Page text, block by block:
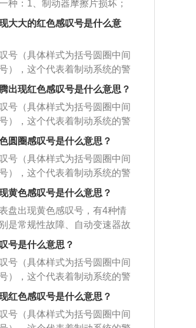
有轮胎磨损严重、轮胎存在漏
要检查轮胎是否存在漏气，并
轮胎，补充胎压。2、黄色灯泡
明使用。车辆行驶安全注意事
严格遵守交通法规，切忌酒后驾
根据道路状况、交通流量及气候
调整车速。3、切记长途行驶时
小时休息一次。
于拉起状态。除此之外还有可
系统液压低或是制动系统故
种，黄色灯泡形的感叹号，表
发生故障，不能正常照明使
是显示哪种感叹号，驾驶员都
高度重视。如果在行车过程中
号，建议做好制动准备，加大
，降低速度，并及时送往修理
色，分别是常规性故障、自动
障、胎压异常、灯光故障。以
情况的具体分析：常规性故障：
有感叹号，如果这个符号亮
汽车的常规性能或者部件和功
干预或出现故障、外部车灯故
机油压力传感器故障等。需要
进行检修，查出故障来源。自
故障：黄色齿轮里面有感叹
自动变速器故障警告灯，说明
在故障或变速箱润滑油低于正
需及时更换变速箱油。胎压异
下面一横中间有感叹号，这个
胎气压监测警示灯，当汽车的
过低时，该警告灯就会亮起。
光故障：黄色灯泡感叹号，这
障指示灯，提示有车灯出现故
方案：尽快去4s店检查处理，
行检查，重点检查是转向灯、
照明灯等常用的灯泡，看看是
了问题。
种：1、制动器摩擦片损坏；
制动液；3、驻车制动器已经拉
油电混合汽车中，发电机出现故
否不足，若还亮起就要去修理
动摩擦片。第二种：1、干式双
器过热；2、断油系统出现故
驻车传感器故障。解决办法：先
查是否车灯出现故障，若没有
种情况：汽车某个胎压出现问
办法：即时观察车轮是否被扎
，如果没有这种现象，就低速
汽车维修店、美容店或者路边
店家都会有气泵，可以给汽车
大大的红色感叹号是什么意
号（具体样式为括号圆圈中间
），这个代表着制动系统的警
有制动系统发生故障和制动液
解决方案：需立即检修制动系
发生事故。除了代表制动系统
色感叹号，汽车上的其余感叹
色，分别是常规性故障、自动
障、胎压异常、灯光故障。以
情况的具体分析：常规性故障：
汽车的常规性能或者部件和功
障。主要有驻车传感器故障、
干预或出现故障、外部车灯故
机油压力传感器故障等。需要
店进行检修，查出故障来源。自
故障：黄色齿轮里面有感叹
自动变速器故障警告灯，说明
在故障或变速箱润滑油低于正
需及时更换变速箱油。胎压异
下面一横中间有感叹号，这个
出现红色感叹号是什么意思？
号（具体样式为括号圆圈中间
），这个代表着制动系统的警
有制动系统发生故障和制动液
解决方案：需立即检修制动系
发生事故。除了代表制动系统
色感叹号，汽车上的其余感叹
色，分别是常规性故障、自动
障、胎压异常、灯光故障。以
情况的具体分析：常规性故障：
汽车的常规性能或者部件和功
障。主要有驻车传感器故障、
干预或出现故障、外部车灯故
机油压力传感器故障等。需要
店进行检修，查出故障来源。自
故障：黄色齿轮里面有感叹
圆圈感叹号是什么意思？
号（具体样式为括号圆圈中间
），这个代表着制动系统的警
有制动系统发生故障和制动液
解决方案：需立即检修制动系
发生事故。除了代表制动系统
色感叹号，汽车上的其余感叹
色，分别是常规性故障、自动
障、胎压异常、灯光故障。以
情况的具体分析：常规性故障：
汽车的常规性能或者部件和功
障。主要有驻车传感器故障、
黄色感叹号是什么意思？
盘出现黄色感叹号，有4种情
是常规性故障、自动变速器故
异常、灯光故障。以下是4种情
分析：常规性故障：三角形里
，如果这个符号亮起，代表汽
性能或者部件和功能发生故
有驻车传感器故障、断油系统
现故障、外部车灯故障、发动
传感器故障等。需要前往4S店
号是什么意思？
号（具体样式为括号圆圈中间
），这个代表着制动系统的警
有制动系统发生故障和制动液
解决方案：需立即检修制动系
发生事故。除了代表制动系统
红色感叹号是什么意思？
号（具体样式为括号圆圈中间